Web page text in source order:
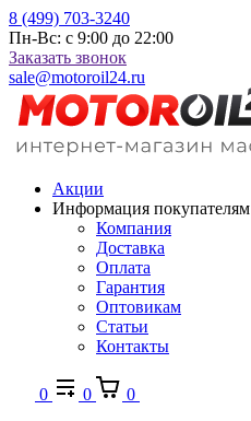
8 (499) 703-3240
Пн-Вс: с 9:00 до 22:00
Заказать звонок
sale@motoroil24.ru
Акции
Информация покупателям
Компания
Доставка
Оплата
Гарантия
Оптовикам
Статьи
Контакты
0 0
0